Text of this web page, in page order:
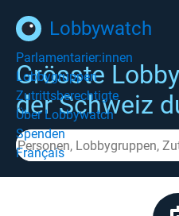
Lobbywatch
Parlamentarier:innen
Lobbygruppen
Zutrittsberechtigte
Über Lobbywatch
Spenden
Français
Grösste
der Schweiz